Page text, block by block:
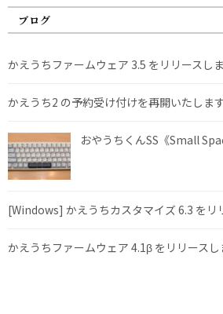
ブログ
かえうちファームウェア 3.5 をリリースし
かえうち2 の予約受け付けを再開いたしま
おやうちくんSS《Small
[Windows] かえうちカスタマイズ 6.3 をリ
かえうちファームウェア 4.1β をリリースし